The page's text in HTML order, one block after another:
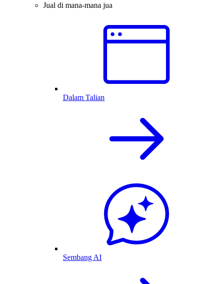
Jual di mana-mana jua
Dalam Talian
Sembang AI